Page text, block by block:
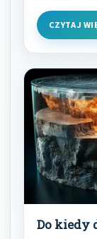
CZYTAJ
Do kiedy